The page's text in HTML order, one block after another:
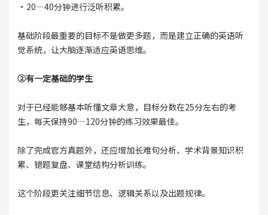
·20—40分钟进行泛听积累。
基础阶段最重要的目标不是做更多题，而是建立正确的英语听
觉系统，让大脑逐渐适应英语思维。
②有一定基础的学生
对于已经能够基本听懂文章大意，目标分数在25分左右的考
生，每天保持90—120分钟的练习效果最佳。
除了完成官方真题外，还应增加长难句分析、学术背景知识积
累、错题复盘、课堂结构分析训练。
这个阶段更关注细节信息、逻辑关系以及出题规律。